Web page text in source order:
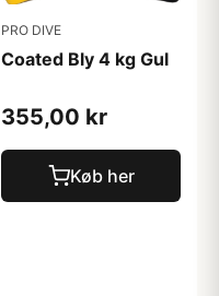
PRO DIVE
Coated Bly 4 kg Gul
355,00 kr
Køb her